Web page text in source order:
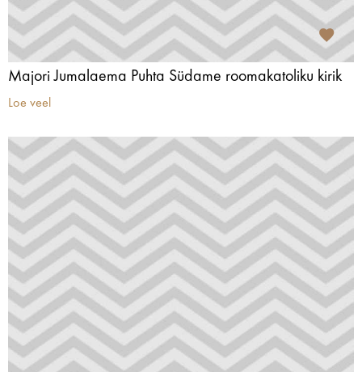
Majori Jumalaema Puhta Südame roomakatoliku kirik
Loe veel